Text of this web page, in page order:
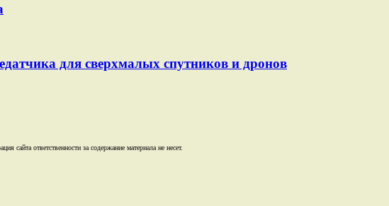
для сверхмалых спутников и дронов
сайта ответственности за содержание материала не несет.